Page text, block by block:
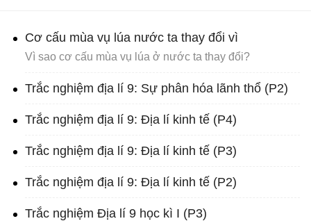
Cơ cấu mùa vụ lúa nước ta thay đổi vì
Vì sao cơ cấu mùa vụ lúa ở nước ta thay đổi?
Trắc nghiệm địa lí 9: Sự phân hóa lãnh thổ (P2)
Trắc nghiệm địa lí 9: Địa lí kinh tế (P4)
Trắc nghiệm địa lí 9: Địa lí kinh tế (P3)
Trắc nghiệm địa lí 9: Địa lí kinh tế (P2)
Trắc nghiệm Địa lí 9 học kì I (P3)